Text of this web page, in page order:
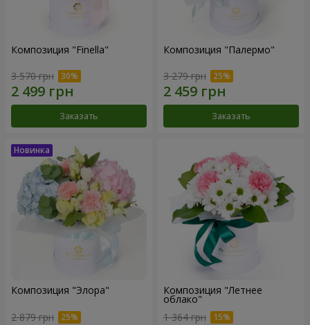
Композиция "Finella"
3 570 грн
Заказать
Композиция "Палермо"
3 279 грн
Заказать
Композиция "Элора"
2 879 грн
Композиция "Летнее
облако"
1 364 грн